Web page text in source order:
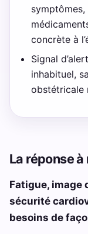
concrète à
Signal
inhabituel,
obstétricale
La réponse
Fatigue, image
sécurité
besoins de